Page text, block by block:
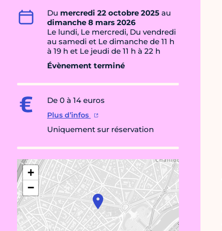
Du mercredi 22 octobre 2025 au
dimanche 8 mars 2026
Le lundi, Le mercredi, Du vendredi
au samedi et Le dimanche de 11 h
à 19 h et Le jeudi de 11 h à 22 h
Évènement terminé
De 0 à 14 euros
Plus d’infos
Uniquement sur réservation
+
−